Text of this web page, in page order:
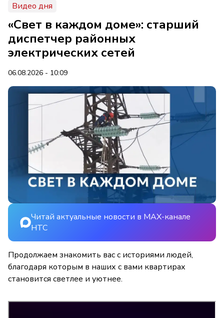
Видео дня
«Свет в каждом доме»: старший
диспетчер районных
электрических сетей
06.08.2026 - 10:09
Читай актуальные новости в MAX-канале
НТС
Продолжаем знакомить вас с историями людей,
благодаря которым в наших с вами квартирах
становится светлее и уютнее.